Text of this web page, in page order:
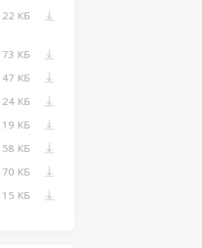
22 КБ
73 КБ
47 КБ
24 КБ
19 КБ
58 КБ
70 КБ
15 КБ